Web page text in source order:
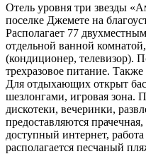
Отель уровня три звезды
поселке Джемете на
Располагает 77
отдельной ванной
(кондиционер, телевизор).
трехразовое питание. Также
Для отдыхающих открыт
шезлонгами, игровая зона.
дискотеки, вечеринки,
предоставляются
доступный интернет,
располагается песчаный